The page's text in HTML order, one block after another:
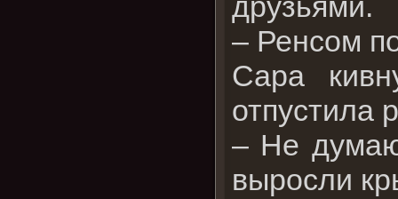
– Ренсом
Сара
отпустила
– Не
выросли